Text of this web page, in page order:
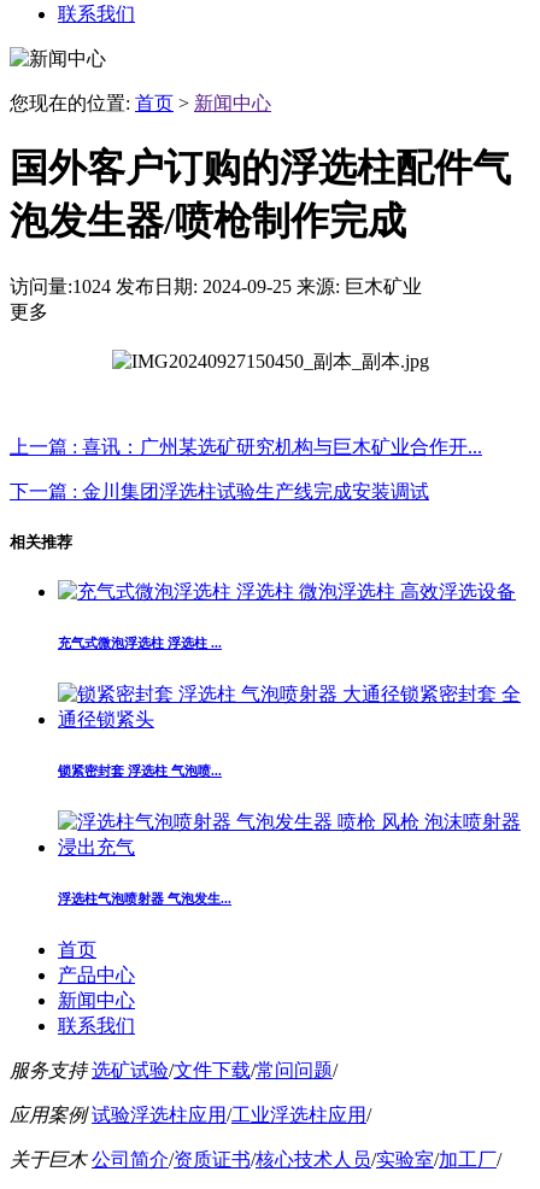
联系我们
您现在的位置: 首页 > 新闻中心
国外客户订购的浮选柱配件气
泡发生器/喷枪制作完成
访问量:1024 发布日期: 2024-09-25 来源: 巨木矿业
更多
上一篇 : 喜讯：广州某选矿研究机构与巨木矿业合作开...
下一篇 : 金川集团浮选柱试验生产线完成安装调试
相关推荐
充气式微泡浮选柱 浮选柱 ...
锁紧密封套 浮选柱 气泡喷...
浮选柱气泡喷射器 气泡发生...
首页
产品中心
新闻中心
联系我们
服务支持 选矿试验/文件下载/常问问题/
应用案例 试验浮选柱应用/工业浮选柱应用/
关于巨木 公司简介/资质证书/核心技术人员/实验室/加工厂/